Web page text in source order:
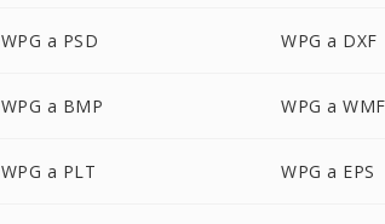
WPG a PSD WPG a DXF
WPG a BMP WPG a WMF
WPG a PLT WPG a EPS